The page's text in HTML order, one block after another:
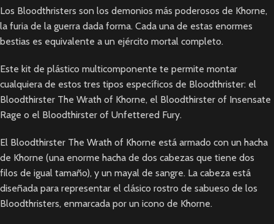
Los Bloodthristers son los demonios más poderosos de Khorne,
la furia de la guerra dada forma. Cada una de estas enormes
bestias es equivalente a un ejército mortal completo.
Este kit de plástico multicomponente te permite montar
cualquiera de estos tres tipos específicos de Bloodthrister: el
Bloodthirster The Wrath of Khorne, el Bloodthirster of Insensate
Rage o el Bloodthirster of Unfettered Fury.
El Bloodthirster The Wrath of Khorne está armado con un hacha
de Khorne (una enorme hacha de dos cabezas que tiene dos
filos de igual tamaño), y un mayal de sangre. La cabeza está
diseñada para representar el clásico rostro de sabueso de los
Bloodthristers, enmarcada por un icono de Khorne.